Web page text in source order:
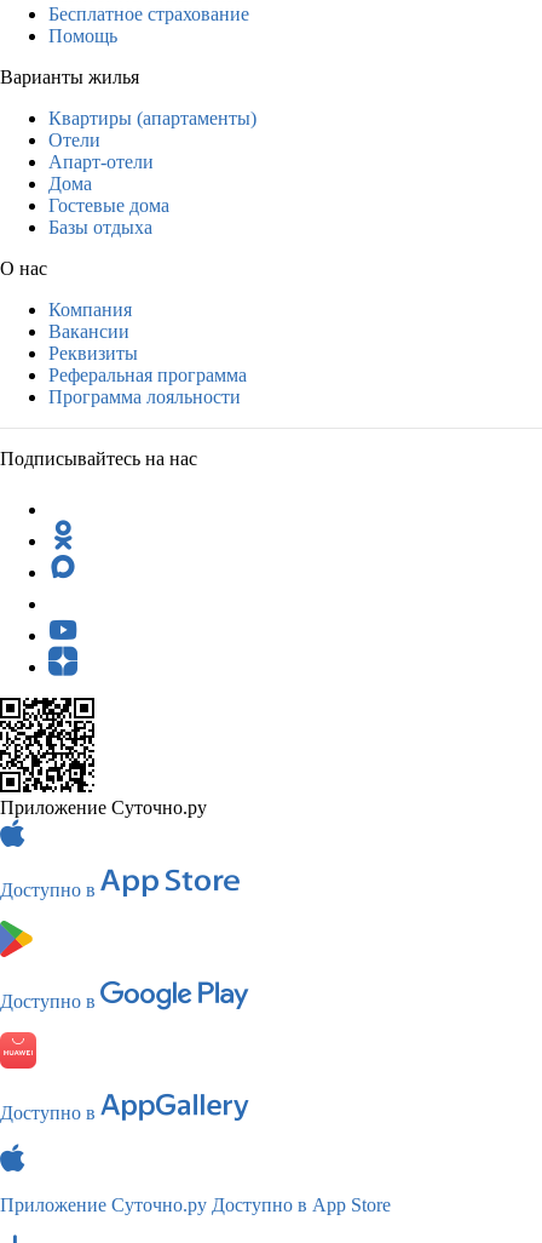
Бесплатное страхование
Помощь
Варианты жилья
Квартиры (апартаменты)
Отели
Апарт-отели
Дома
Гостевые дома
Базы отдыха
О нас
Компания
Вакансии
Реквизиты
Реферальная программа
Программа лояльности
Подписывайтесь на нас
Приложение Суточно.ру
Доступно в
Доступно в
Доступно в
Приложение Суточно.ру Доступно в App Store